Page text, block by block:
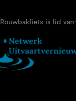
Rouwbakfiets is lid van: